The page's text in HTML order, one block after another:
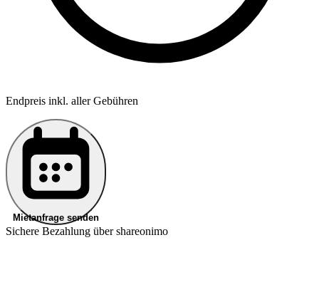
Endpreis inkl. aller Gebühren
Mietanfrage senden
Sichere Bezahlung über shareonimo